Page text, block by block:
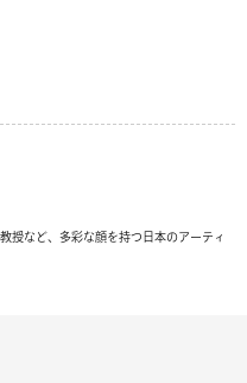
授など、多彩な顔を持つ日本のアーティ